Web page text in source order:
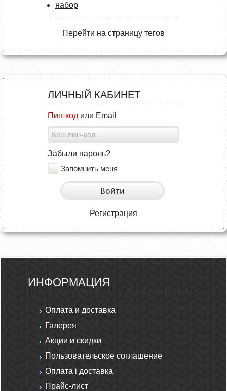
набор
Перейти на страницу тегов
ЛИЧНЫЙ КАБИНЕТ
Пин-код или Email
Забыли пароль?
Запомнить меня
Войти
Регистрация
ИНФОРМАЦИЯ
Оплата и доставка
Галерея
Акции и скидки
Пользовательское соглашение
Оплата і доставка
Прайс-лист